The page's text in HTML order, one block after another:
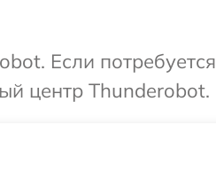
Если потребуется
центр Thunderobot.